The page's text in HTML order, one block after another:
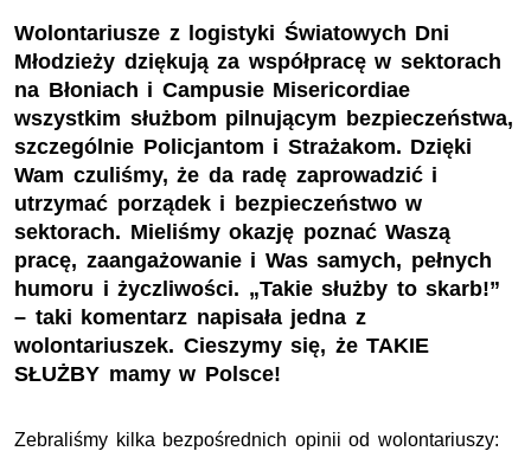
Wolontariusze z logistyki Światowych Dni
Młodzieży dziękują za współpracę w sektorach
na Błoniach i Campusie Misericordiae
wszystkim służbom pilnującym bezpieczeństwa,
szczególnie Policjantom i Strażakom. Dzięki
Wam czuliśmy, że da radę zaprowadzić i
utrzymać porządek i bezpieczeństwo w
sektorach. Mieliśmy okazję poznać Waszą
pracę, zaangażowanie i Was samych, pełnych
humoru i życzliwości. „Takie służby to skarb!”
– taki komentarz napisała jedna z
wolontariuszek. Cieszymy się, że TAKIE
SŁUŻBY mamy w Polsce!
Zebraliśmy kilka bezpośrednich opinii od wolontariuszy: